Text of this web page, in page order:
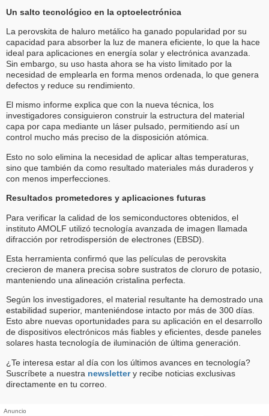
Un salto tecnológico en la optoelectrónica
La perovskita de haluro metálico ha ganado popularidad por su
capacidad para absorber la luz de manera eficiente, lo que la hace
ideal para aplicaciones en energía solar y electrónica avanzada.
Sin embargo, su uso hasta ahora se ha visto limitado por la
necesidad de emplearla en forma menos ordenada, lo que genera
defectos y reduce su rendimiento.
El mismo informe explica que con la nueva técnica, los
investigadores consiguieron construir la estructura del material
capa por capa mediante un láser pulsado, permitiendo así un
control mucho más preciso de la disposición atómica.
Esto no solo elimina la necesidad de aplicar altas temperaturas,
sino que también da como resultado materiales más duraderos y
con menos imperfecciones.
Resultados prometedores y aplicaciones futuras
Para verificar la calidad de los semiconductores obtenidos, el
instituto AMOLF utilizó tecnología avanzada de imagen llamada
difracción por retrodispersión de electrones (EBSD).
Esta herramienta confirmó que las películas de perovskita
crecieron de manera precisa sobre sustratos de cloruro de potasio,
manteniendo una alineación cristalina perfecta.
Según los investigadores, el material resultante ha demostrado una
estabilidad superior, manteniéndose intacto por más de 300 días.
Esto abre nuevas oportunidades para su aplicación en el desarrollo
de dispositivos electrónicos más fiables y eficientes, desde paneles
solares hasta tecnología de iluminación de última generación.
¿Te interesa estar al día con los últimos avances en tecnología?
Suscríbete a nuestra newslettery recibe noticias exclusivas
directamente en tu correo.
Anuncio